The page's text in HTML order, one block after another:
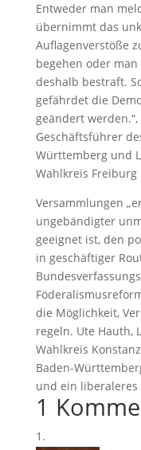
Entweder man
übernimmt das
Auflagenverstöße
begehen oder
deshalb bestraft.
gefährdet die
geändert
Geschäftsführer
Württemberg und
Wahlkreis Freiburg
Versammlungen
ungebändigter
geeignet ist, den
in geschäftiger
die Möglichkeit,
regeln. Ute Hauth,
Wahlkreis
Baden-
und ein
1